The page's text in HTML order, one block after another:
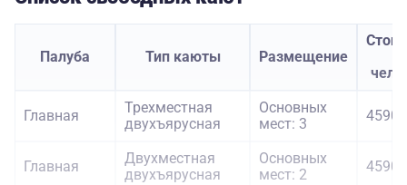
Палуба Тип каюты Размещение
Главная
Трехместная
двухъярусная
Основных
мест: 3
Главная
Двухместная
двухъярусная
Основных
мест: 2